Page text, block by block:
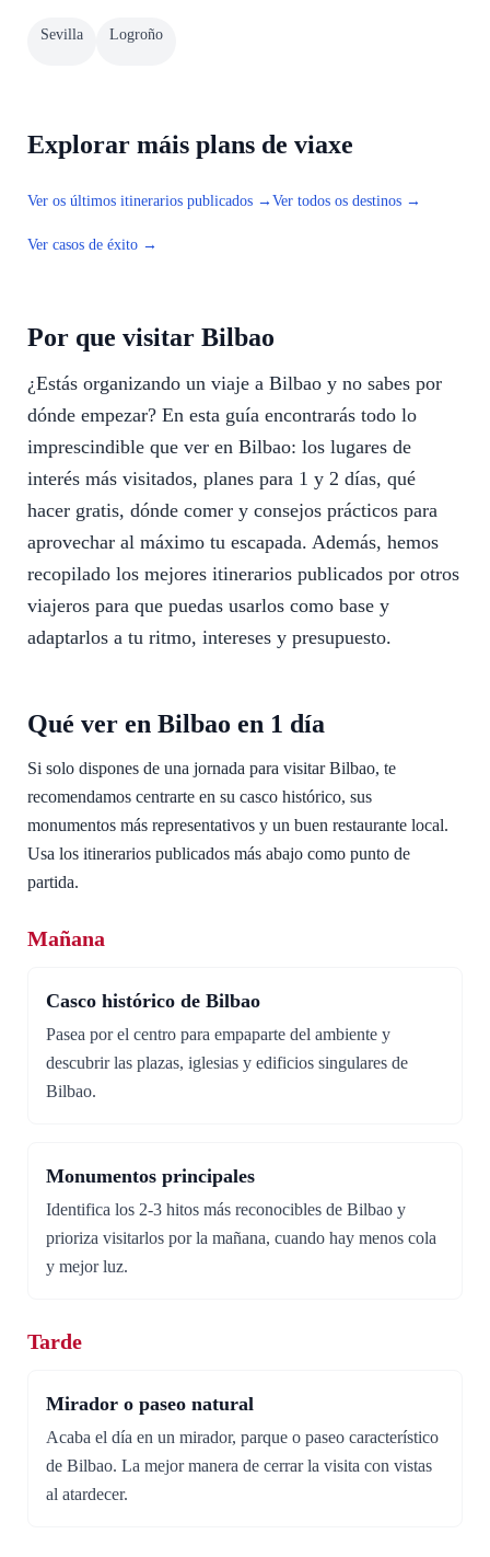
Sevilla Logroño
Explorar máis plans de viaxe
Ver os últimos itinerarios publicados → Ver todos os destinos →
Ver casos de éxito →
Por que visitar Bilbao
¿Estás organizando un viaje a Bilbao y no sabes por
dónde empezar? En esta guía encontrarás todo lo
imprescindible que ver en Bilbao: los lugares de
interés más visitados, planes para 1 y 2 días, qué
hacer gratis, dónde comer y consejos prácticos para
aprovechar al máximo tu escapada. Además, hemos
recopilado los mejores itinerarios publicados por otros
viajeros para que puedas usarlos como base y
adaptarlos a tu ritmo, intereses y presupuesto.
Qué ver en Bilbao en 1 día
Si solo dispones de una jornada para visitar Bilbao, te
recomendamos centrarte en su casco histórico, sus
monumentos más representativos y un buen restaurante local.
Usa los itinerarios publicados más abajo como punto de
partida.
Mañana
Casco histórico de Bilbao
Pasea por el centro para empaparte del ambiente y
descubrir las plazas, iglesias y edificios singulares de
Bilbao.
Monumentos principales
Identifica los 2-3 hitos más reconocibles de Bilbao y
prioriza visitarlos por la mañana, cuando hay menos cola
y mejor luz.
Tarde
Mirador o paseo natural
Acaba el día en un mirador, parque o paseo característico
de Bilbao. La mejor manera de cerrar la visita con vistas
al atardecer.